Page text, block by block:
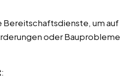
Bereitschaftsdienste, um auf
oder Bauprobleme
: